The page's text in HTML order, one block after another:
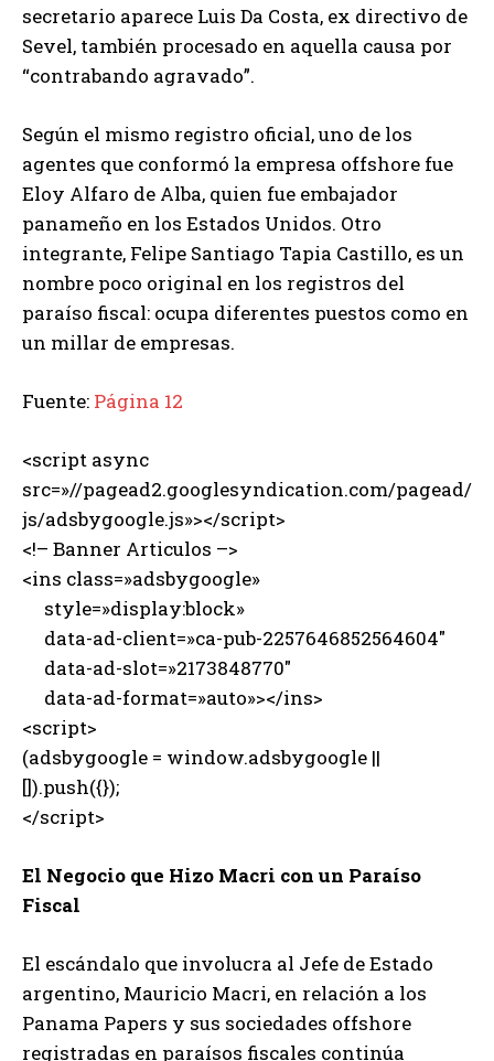
secretario aparece Luis Da Costa, ex directivo de
Sevel, también procesado en aquella causa por
“contrabando agravado”.
Según el mismo registro oficial, uno de los
agentes que conformó la empresa offshore fue
Eloy Alfaro de Alba, quien fue embajador
panameño en los Estados Unidos. Otro
integrante, Felipe Santiago Tapia Castillo, es un
nombre poco original en los registros del
paraíso fiscal: ocupa diferentes puestos como en
un millar de empresas.
Fuente: Página 12
<script async
src=»//pagead2.googlesyndication.com/pagead/
js/adsbygoogle.js»></script>
<!– Banner Articulos –>
<ins class=»adsbygoogle»
style=»display:block»
data-ad-client=»ca-pub-2257646852564604″
data-ad-slot=»2173848770″
data-ad-format=»auto»></ins>
<script>
(adsbygoogle = window.adsbygoogle ||
[]).push({});
</script>
El Negocio que Hizo Macri con un Paraíso
Fiscal
El escándalo que involucra al Jefe de Estado
argentino, Mauricio Macri, en relación a los
Panama Papers y sus sociedades offshore
registradas en paraísos fiscales continúa